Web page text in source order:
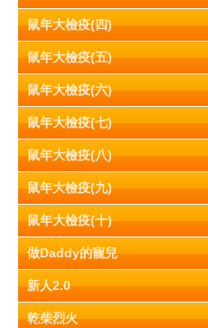
鼠年大檢疫(四)
鼠年大檢疫(五)
鼠年大檢疫(六)
鼠年大檢疫(七)
鼠年大檢疫(八)
鼠年大檢疫(九)
鼠年大檢疫(十)
做Daddy的寵兒
新人2.0
乾柴烈火